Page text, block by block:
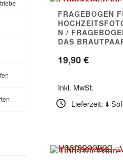
4.67
FRAGEBOGEN
N /
DAS
19,90€
Inkl. MwSt.
Lieferzeit: ⬇️